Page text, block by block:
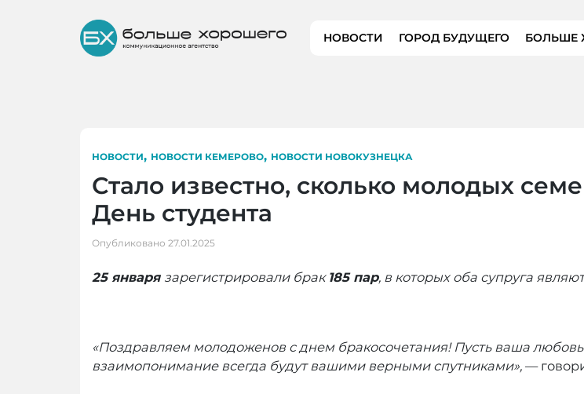
НОВОСТИ ГОРОД БУДУЩЕГО БОЛЬШЕ
НОВОСТИ, НОВОСТИ КЕМЕРОВО, НОВОСТИ НОВОКУЗНЕЦКА
Стало известно, сколько молодых
День студента
Опубликовано 27.01.2025
25 января зарегистрировали брак 185 пар, в которых оба супруга
«Поздравляем молодоженов с днем бракосочетания! Пусть ваша
взаимопонимание всегда будут вашими верными спутниками», —